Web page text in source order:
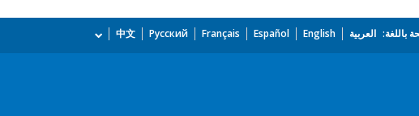
باللغة: العربية English
Español
Français
Русский
中文